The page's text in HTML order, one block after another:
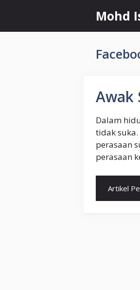
content
Mohd
Awak
Dalam
tidak
perasaan
perasaan
Artikel